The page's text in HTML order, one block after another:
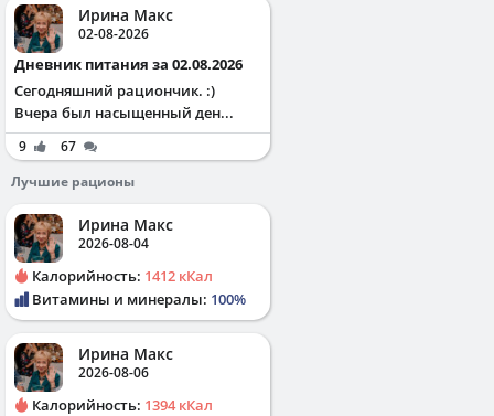
Ирина Макс
02-08-2026
Дневник питания за 02.08.2026
Сегодняшний рациончик. :)
Вчера был насыщенный ден...
9
67
Лучшие рационы
Ирина Макс
2026-08-04
Калорийность: 1412 кКал
Витамины и минералы: 100%
Ирина Макс
2026-08-06
Калорийность: 1394 кКал